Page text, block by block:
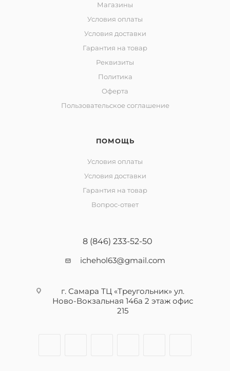
Магазины
Условия оплаты
Условия доставки
Гарантия на товар
Реквизиты
Политика
Оферта
Пользовательское соглашение
ПОМОЩЬ
Условия оплаты
Условия доставки
Гарантия на товар
Вопрос-ответ
8 (846) 233-52-50
ichehol63@gmail.com
г. Самара ТЦ «Треугольник» ул.
Ново-Вокзальная 146а 2 этаж офис
215